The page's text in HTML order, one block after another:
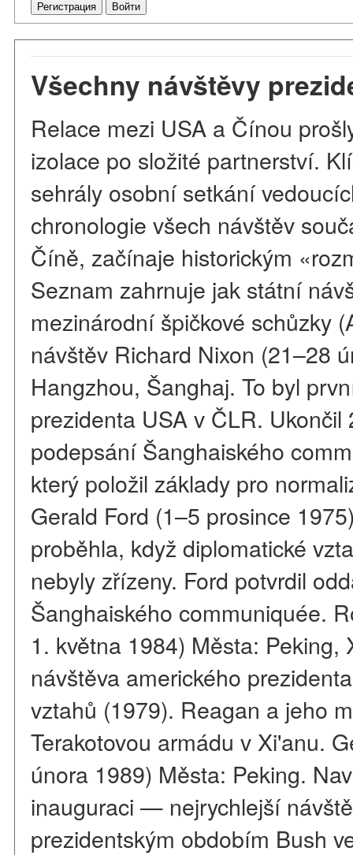
Регистрация Войти
Všechny návštěvy
Relace mezi USA a Čínou
izolace po složité partnerství.
sehrály osobní setkání
chronologie všech návštěv
Číně, začínaje historickým
Seznam zahrnuje jak státní
mezinárodní špičkové schůzky
návštěv Richard Nixon (21–28
Hangzhou, Šanghaj. To byl
prezidenta USA v ČLR.
podepsání Šanghaiského
který položil základy pro
Gerald Ford (1–5 prosince
proběhla, když diplomatické
nebyly zřízeny. Ford potvrdil
Šanghaiského communiquée.
1. května 1984) Města: Peking,
návštěva amerického
vztahů (1979). Reagan a jeho
Terakotovou armádu v Xi'anu.
února 1989) Města: Peking.
inauguraci — nejrychlejší
prezidentským obdobím Bush